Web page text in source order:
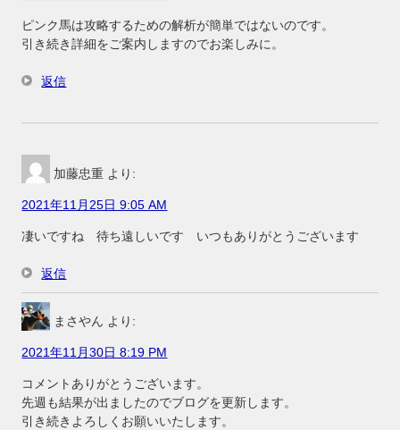
ピンク馬は攻略するための解析が簡単ではないのです。
引き続き詳細をご案内しますのでお楽しみに。
返信
加藤忠重 より:
2021年11月25日 9:05 AM
凄いですね 待ち遠しいです いつもありがとうございます
返信
まさやん より:
2021年11月30日 8:19 PM
コメントありがとうございます。
先週も結果が出ましたのでブログを更新します。
引き続きよろしくお願いいたします。